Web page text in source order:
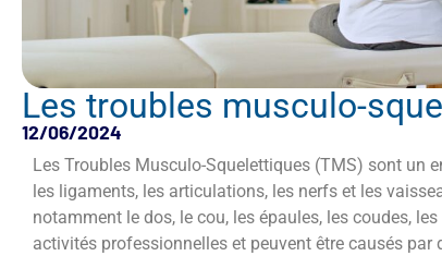
Les troubles musculo-
12/06/2024
Les Troubles Musculo-Squelettiques (TMS) sont un
les ligaments, les articulations, les nerfs et les
notamment le dos, le cou, les épaules, les coudes,
activités professionnelles et peuvent être causés